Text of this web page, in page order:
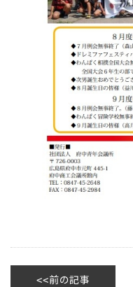
前の記事